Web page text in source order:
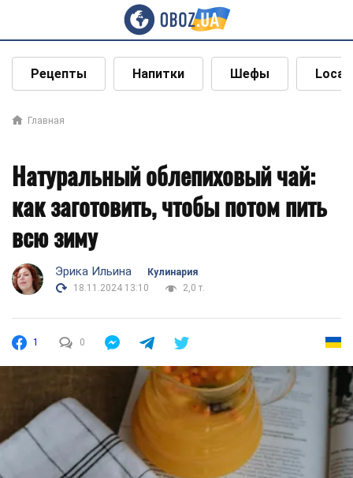
Рецепты Напитки Шефы Local
Главная
Натуральный облепиховый чай:
как заготовить, чтобы потом пить
всю зиму
Эрика Ильина
Кулинария
18.11.2024 13:10
2,0 т.
1 0